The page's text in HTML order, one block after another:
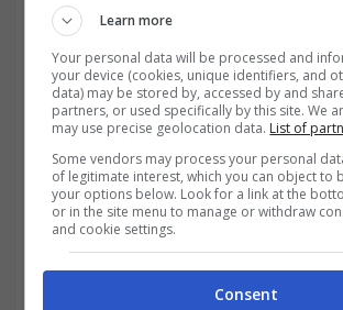
Nexi: -3,49%
Moncler: -3,09%
Campari: -2,94%
Iveco Group: -2,28%
Amplifon: -1,92%
Learn more
Your personal data will be processed and
your device (cookies, unique identifiers, and
data) may be stored by, accessed by and
partners, or used specifically by this site. We
may use precise geolocation data. List of
Some vendors may process your personal
of legitimate interest, which you can object to
your options below. Look for a link at the
or in the site menu to manage or withdraw
and cookie settings.
Consent